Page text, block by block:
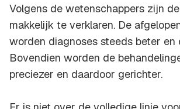
Volgens de wetenschappers zijn
makkelijk te verklaren. De
worden diagnoses steeds beter en
Bovendien worden de
preciezer en daardoor gerichter.